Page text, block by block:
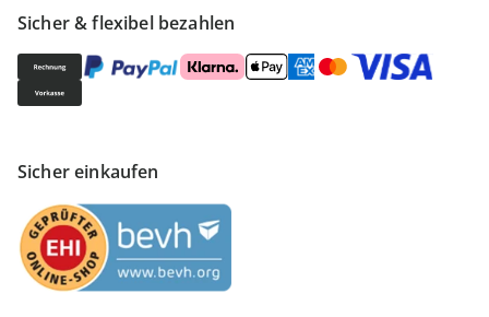
Sicher & flexibel bezahlen
Sicher einkaufen